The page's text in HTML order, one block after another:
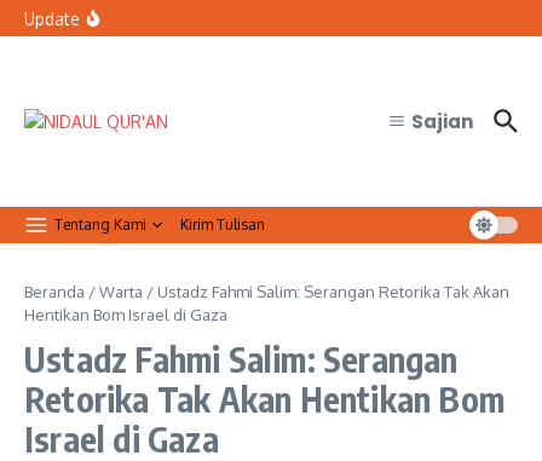
Lewati ke konten
Update
Sajian
Tentang Kami Kirim Tulisan
Beranda /Warta / Ustadz Fahmi Salim: Serangan Retorika Tak Akan
Hentikan Bom Israel di Gaza
Ustadz Fahmi Salim: Serangan
Retorika Tak Akan Hentikan Bom
Israel di Gaza